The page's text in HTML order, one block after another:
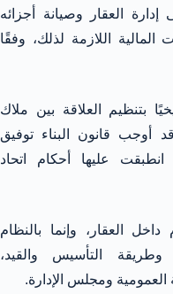
إدارة العقار وصيانة أجزائه
المالية اللازمة لذلك، وفقًا
بتنظيم العلاقة بين ملاك
أوجب قانون البناء توفيق
انطبقت عليها أحكام اتحاد
العقار، وإنما بالنظام
وطريقة التأسيس والقيد،
العمومية ومجلس الإدارة.